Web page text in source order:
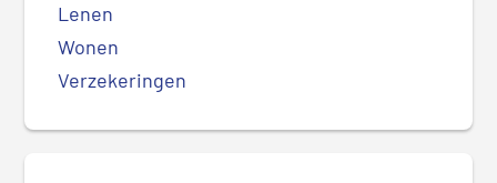
Lenen
Wonen
Verzekeringen